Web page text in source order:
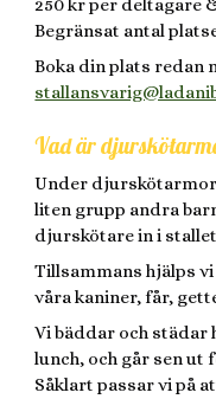
250 kr per deltagare
Begränsat antal
Boka din plats redan
Vad är
Under
liten grupp andra
djurskötare in i
Tillsammans hjälps
våra kaniner, får,
Vi bäddar och
lunch, och går sen ut
Såklart passar vi på